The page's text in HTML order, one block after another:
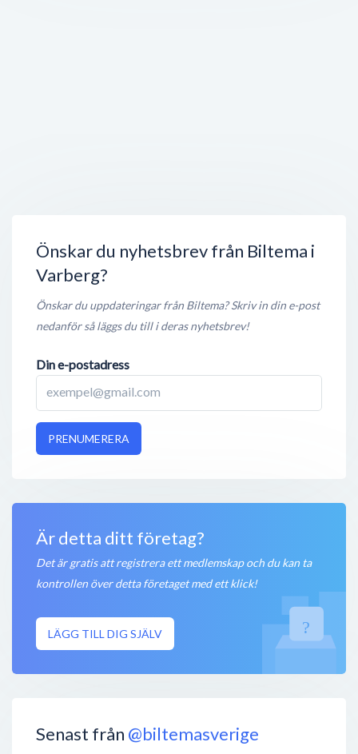
Önskar du nyhetsbrev från Biltema i
Varberg?
Önskar du uppdateringar från Biltema? Skriv in din e-post
nedanför så läggs du till i deras nyhetsbrev!
Din e-postadress
PRENUMERERA
Är detta ditt företag?
Det är gratis att registrera ett medlemskap och du kan ta
kontrollen över detta företaget med ett klick!
LÄGG TILL DIG SJÄLV
Senast från @biltemasverige